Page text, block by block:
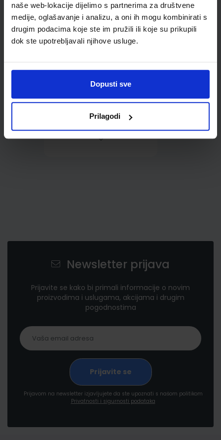
naše web-lokacije dijelimo s partnerima za društvene
medije, oglašavanje i analizu, a oni ih mogu kombinirati s
drugim podacima koje ste im pružili ili koje su prikupili
dok ste upotrebljavali njihove usluge.
Dopusti sve
Prilagodi
0,85 €
Newsletter prijava
Prijavite se kako bi primali informacije o novim
proizvodima i uslugama, akcijama i drugim
pogodnostima
Prijavom na newsletter izjavljujete da ste upoznati s našom politikom
Privatnosti i sigurnosti podataka